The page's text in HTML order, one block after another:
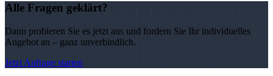
Alle Fragen geklärt?
Dann probieren Sie es jetzt aus und fordern Sie Ihr individuelles
Angebot an – ganz unverbindlich.
Jetzt Anfrage starten